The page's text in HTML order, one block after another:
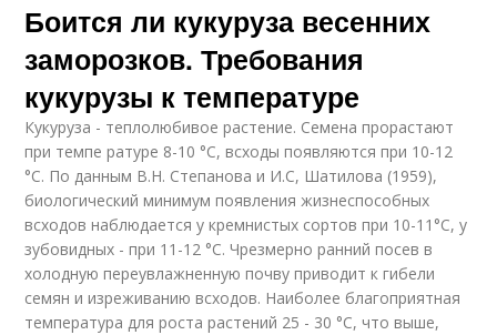
Боится ли кукуруза весенних
заморозков. Требования
кукурузы к температуре
Кукуруза - теплолюбивое растение. Семена прорастают
при темпе ратуре 8-10 °С, всходы появляются при 10-12
°С. По данным В.Н. Степанова и И.С, Шатилова (1959),
биологический минимум появления жизнеспособных
всходов наблюдается у кремнистых сортов при 10-11°С, у
зубовидных - при 11-12 °С. Чрезмерно ранний посев в
холодную переувлажненную почву приводит к гибели
семян и изреживанию всходов. Наиболее благоприятная
температура для роста растений 25 - 30 °С, что выше,